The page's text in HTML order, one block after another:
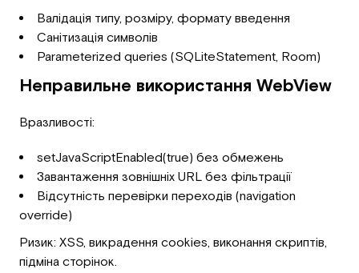
Валідація типу, розміру, формату введення
Санітизація символів
Parameterized queries (SQLiteStatement, Room)
Неправильне використання WebView
Вразливості:
setJavaScriptEnabled(true) без обмежень
Завантаження зовнішніх URL без фільтрації
Відсутність перевірки переходів (navigation
override)
Ризик: XSS, викрадення cookies, виконання скриптів,
підміна сторінок.